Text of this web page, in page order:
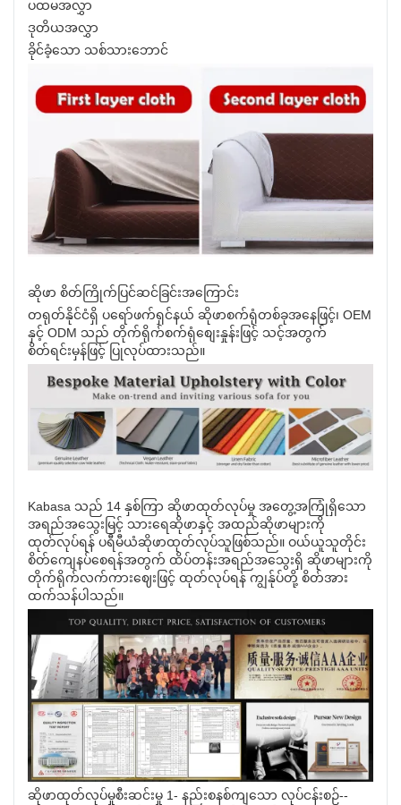
ပထမအလွှာ
ဒုတိယအလွှာ
ခိုင်ခံ့သော သစ်သားဘောင်
ဆိုဖာ စိတ်ကြိုက်ပြင်ဆင်ခြင်းအကြောင်း
တရုတ်နိုင်ငံရှိ ပရော်ဖက်ရှင်နယ် ဆိုဖာစက်ရုံတစ်ခုအနေဖြင့်၊ OEM
နှင့် ODM သည် တိုက်ရိုက်စက်ရုံစျေးနှုန်းဖြင့် သင့်အတွက်
စိတ်ရင်းမှန်ဖြင့် ပြုလုပ်ထားသည်။
Kabasa သည် 14 နှစ်ကြာ ဆိုဖာထုတ်လုပ်မှု အတွေ့အကြုံရှိသော
အရည်အသွေးမြင့် သားရေဆိုဖာနှင့် အထည်ဆိုဖာများကို
ထုတ်လုပ်ရန် ပရီမီယံဆိုဖာထုတ်လုပ်သူဖြစ်သည်။ ဝယ်ယူသူတိုင်း
စိတ်ကျေနပ်စေရန်အတွက် ထိပ်တန်းအရည်အသွေးရှိ ဆိုဖာများကို
တိုက်ရိုက်လက်ကားဈေးဖြင့် ထုတ်လုပ်ရန် ကျွန်ုပ်တို့ စိတ်အား
ထက်သန်ပါသည်။
ဆိုဖာထုတ်လုပ်မှုစီးဆင်းမှု 1- နည်းစနစ်ကျသော လုပ်ငန်းစဉ်--